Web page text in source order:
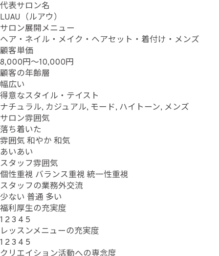
代表サロン名
LUAU（ルアウ）
サロン展開メニュー
ヘア・ネイル・メイク・ヘアセット・着付け・メンズ
顧客単価
8,000円～10,000円
顧客の年齢層
幅広い
得意なスタイル・テイスト
ナチュラル, カジュアル, モード, ハイトーン, メンズ
サロン雰囲気
落ち着いた
雰囲気 和やか 和気
あいあい
スタッフ雰囲気
個性重視 バランス重視 統一性重視
スタッフの業務外交流
少ない 普通 多い
福利厚生の充実度
1 23 4 5
レッスンメニューの充実度
1 23 4 5
クリエイション活動への専念度